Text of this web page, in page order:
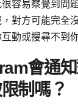
容易察覺到問
對方可能完全
動或搜尋不到
會通
制嗎？